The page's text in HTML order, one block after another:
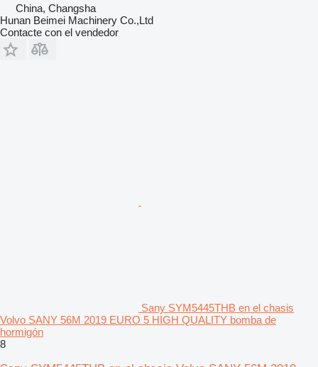
China, Changsha
Hunan Beimei Machinery Co.,Ltd
Contacte con el vendedor
Sany SYM5445THB en el chasis
Volvo SANY 56M 2019 EURO 5 HIGH QUALITY bomba de
hormigón
8